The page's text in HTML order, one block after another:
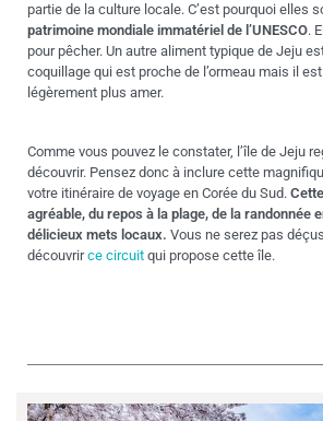
partie de la culture locale. C’est pourquoi elles
patrimoine mondiale immatériel de l’UNESCO.
pour pêcher. Un autre aliment typique de Jeju est
coquillage qui est proche de l’ormeau mais il
légèrement plus amer.
Comme vous pouvez le constater, l’île de Jeju
découvrir. Pensez donc à inclure cette
votre itinéraire de voyage en Corée du Sud.
agréable, du repos à la plage, de la randonnée
délicieux mets locaux. Vous ne serez pas
découvrirce circuit qui propose cette île.